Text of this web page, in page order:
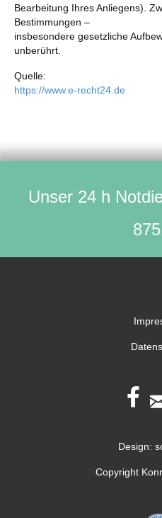
Bearbeitung Ihres Anliegens).
Bestimmungen –
insbesondere gesetzliche
unberührt.
Quelle:
https://www.e-recht24.de
Unser 24 h
Design:
Copyright